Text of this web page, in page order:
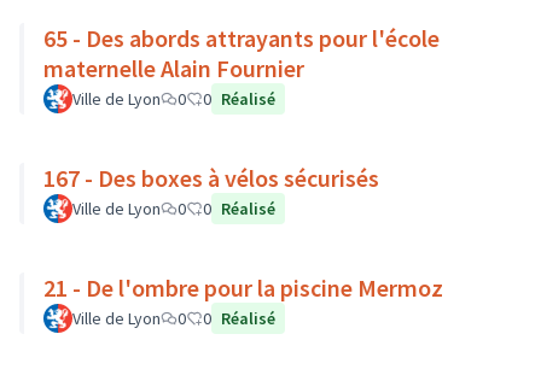
65 - Des abords attrayants pour l'école
maternelle Alain Fournier
Ville de Lyon 0 0 Réalisé
167 - Des boxes à vélos sécurisés
Ville de Lyon 0 0 Réalisé
21 - De l'ombre pour la piscine Mermoz
Ville de Lyon 0 0 Réalisé